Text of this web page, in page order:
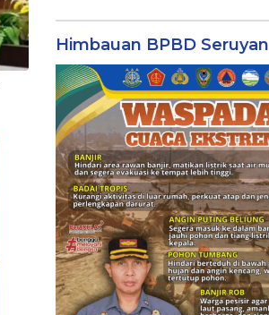
Himbauan BPBD Seruyan